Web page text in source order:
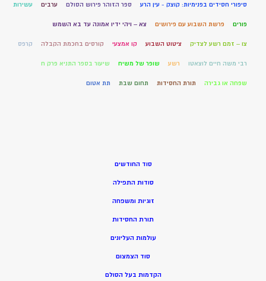
סיפורי חסידים בפנימיות: קוצק - עין הרע ספר הזוהר פירוש הסולם ערבים עשירות
פורים פרשת השבוע עם פירושים צא – ויהי ידיו אמונה עד בא השמש
צו – זמם רשע לצדיק ציטוט השבוע קו אמצעי קורסים בחכמת הקבלה קרפס
רבי משה חיים לוצאטו רשע שופר של משיח שיעור בספר התניא פרק ח
שפחה או גבירה תורת החסידות תחום שבת תת אטום
סוד החודשים
סודות התפילה
זוגיות ומשפחה
תורת החסידות
עולמות העליונים
סוד הצמצום
הקדמות בעל הסולם